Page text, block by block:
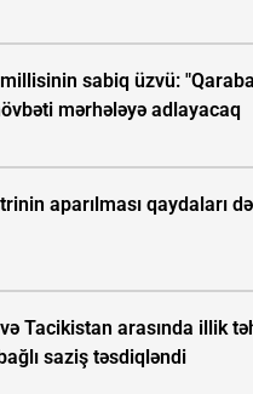
sabiq üzvü:
mərhələyə adlayacaq
aparılması qaydaları
Tacikistan arasında illik
saziş təsdiqləndi